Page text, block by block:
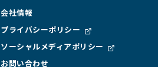
会社情報
プライバシーポリシー
ソーシャルメディアポリシー
お問い合わせ